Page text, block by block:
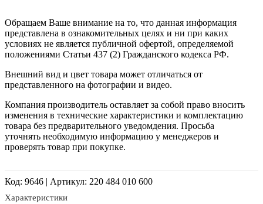
Обращаем Ваше внимание на то, что данная информация
представлена в ознакомительных целях и ни при каких
условиях не является публичной офертой, определяемой
положениями Статьи 437 (2) Гражданского кодекса РФ.
Внешний вид и цвет товара может отличаться от
представленного на фотографии и видео.
Компания производитель оставляет за собой право вносить
изменения в технические характеристики и комплектацию
товара без предварительного уведомдения. Просьба
уточнять необходимую информацию у менеджеров и
проверять товар при покупке.
Код: 9646 | Артикул: 220 484 010 600
Характеристики